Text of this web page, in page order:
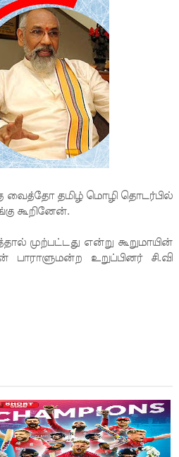
தமிழ் மொழி தொடர்பில்
கூறினேன்.
முற்பட்டது என்று கூறுமாயின்
உறுப்பினர் சி.வி